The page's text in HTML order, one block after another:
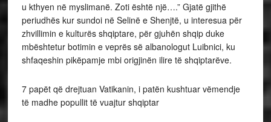
u kthyen në myslimanë. Zoti është një….” Gjatë gjithë
periudhës kur sundoi në Selinë e Shenjtë, u interesua për
zhvillimin e kulturës shqiptare, për gjuhën shqip duke
mbështetur botimin e veprës së albanologut Luibnici, ku
shfaqeshin pikëpamje mbi origjinën ilire të shqiptarëve.
7 papët që drejtuan Vatikanin, i patën kushtuar vëmendje
të madhe popullit të vuajtur shqiptar